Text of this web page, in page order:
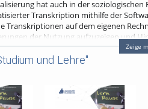
hat auch in der
Transkription mithilfe der
Transkriptionen auf dem eigenen
der Nutzung aufzuzeigen und
über die
intelligenz; transskription
Zeige
und Lehre"